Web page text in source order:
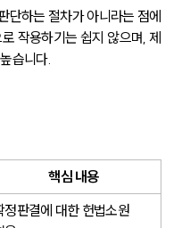
단하는 절차가 아니라는 점에
작용하기는 쉽지 않으며, 제
습니다.
핵심 내용
정판결에 대한 헌법소원